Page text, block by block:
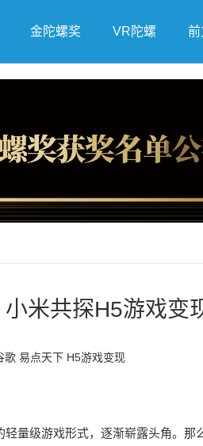
独立游戏 云游戏
金陀螺奖 VR陀螺 前
米共探H5游戏变
歌 易点天下 H5游戏变现
量级游戏形式，逐渐崭露头角。那